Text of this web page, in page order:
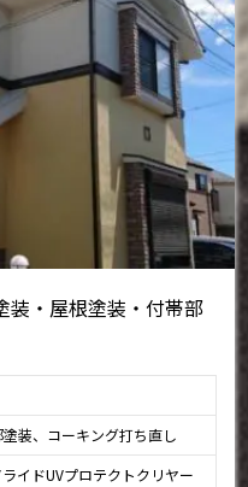
・屋根塗装・付帯部
装、コーキング打ち直し
イドUVプロテクトクリヤー